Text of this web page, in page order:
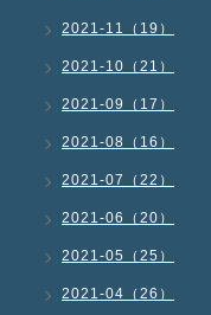
2021-11（19）
2021-10（21）
2021-09（17）
2021-08（16）
2021-07（22）
2021-06（20）
2021-05（25）
2021-04（26）